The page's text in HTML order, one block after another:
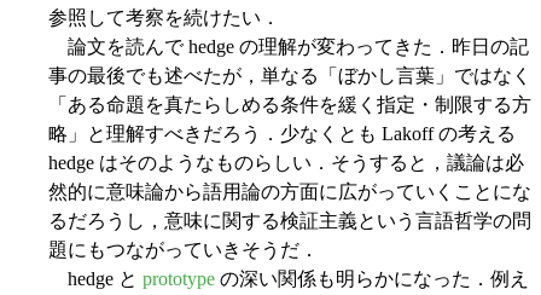
参照して考察を続けたい．
論文を読んで hedge の理解が変わってきた．昨日の記
事の最後でも述べたが，単なる「ぼかし言葉」ではなく
「ある命題を真たらしめる条件を緩く指定・制限する方
略」と理解すべきだろう．少なくとも Lakoff の考える
hedge はそのようなものらしい．そうすると，議論は必
然的に意味論から語用論の方面に広がっていくことにな
るだろうし，意味に関する検証主義という言語哲学の問
題にもつながっていきそうだ．
hedge と prototype の深い関係も明らかになった．例え